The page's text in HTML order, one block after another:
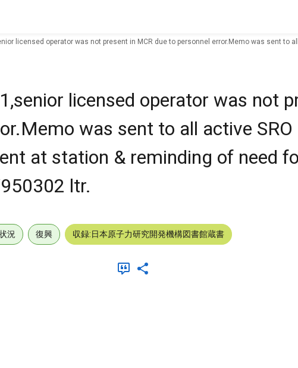
licensed operator was not present in MCR due to personnel error.Memo was sent
licensed operator was not
was sent to all active SRO
at station & reminding of need
ltr.
況 復興 収録:日本原子力研究開発機構図書館蔵書